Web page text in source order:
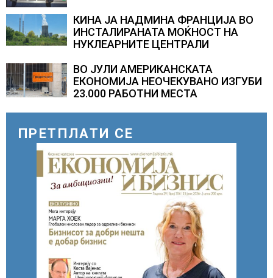
зголемени ризици во финансискиот
систем
КИНА ЈА НАДМИНА ФРАНЦИЈА ВО
ИНСТАЛИРАНАТА МОЌНОСТ НА
НУКЛЕАРНИТЕ ЦЕНТРАЛИ
ВО ЈУЛИ АМЕРИКАНСКАТА
ЕКОНОМИЈА НЕОЧЕКУВАНО ИЗГУБИ
23.000 РАБОТНИ МЕСТА
ПРЕТПЛАТИ СЕ